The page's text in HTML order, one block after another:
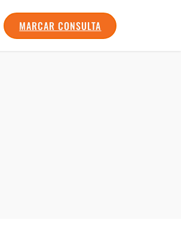
MARCAR CONSULTA